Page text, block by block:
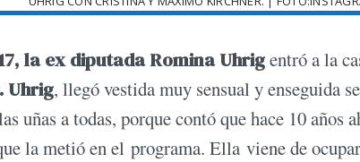
la ex diputadaRomina Uhrigentró a la
Uhrig, llegó vestida muy sensual y enseguida
uñas a todas, porque contó que hace 10 años
la metió en el programa. Ella viene de